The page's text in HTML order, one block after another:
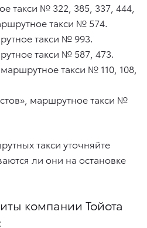
такси № 322, 385, 337, 444,
такси № 574.
такси № 993.
такси № 587, 473.
такси № 110, 108,
маршрутное такси №
такси уточняйте
ли они на остановке
компании Тойота